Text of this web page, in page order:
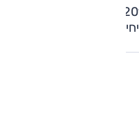
סופרים 1.6 ליטר היבריד עם כ-9200 יחידות. אחריה גרסת